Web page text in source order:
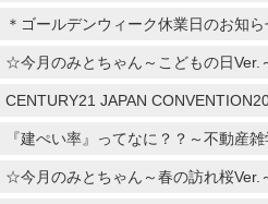
＊ゴールデンウィーク休業日のお知ら
☆今月のみとちゃん～こどもの日
CENTURY21 JAPAN
『建ぺい率』ってなに？？～不動産
☆今月のみとちゃん～春の訪れ桜